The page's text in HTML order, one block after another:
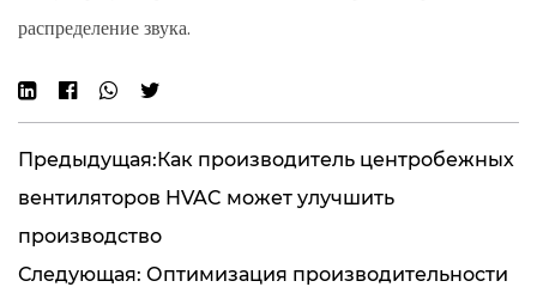
распределение звука.
Предыдущая:Как производитель центробежных
вентиляторов HVAC может улучшить
производство
Следующая: Оптимизация производительности